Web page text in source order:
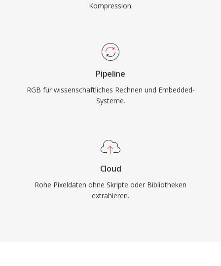
Kompression.
Pipeline
RGB für wissenschaftliches Rechnen und Embedded-
Systeme.
Cloud
Rohe Pixeldaten ohne Skripte oder Bibliotheken
extrahieren.